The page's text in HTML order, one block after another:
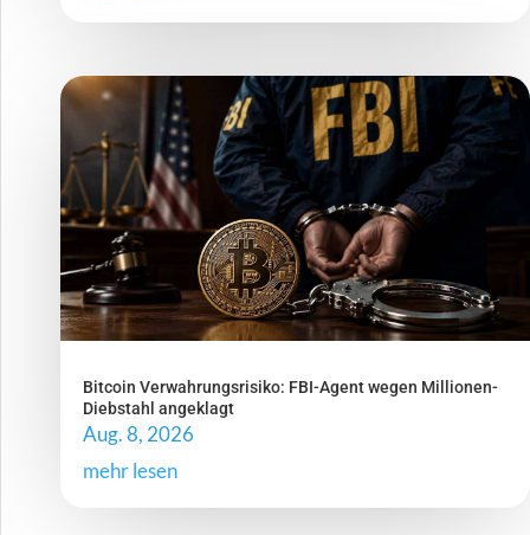
Bitcoin Verwahrungsrisiko: FBI-Agent wegen Millionen-
Diebstahl angeklagt
Aug. 8, 2026
mehr lesen